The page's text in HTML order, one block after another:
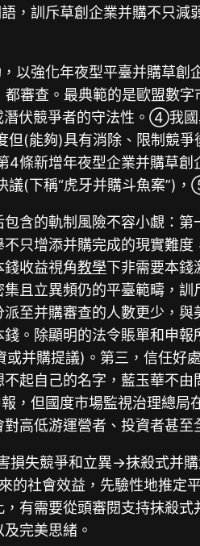
，訓斥草創企業并購不只減
以強化年夜型平臺并購草創
審查。最典範的是歐盟數
伏競爭者的守法性。④我國
(能夠)具有消除、限制競
條新增年夜型企業并購草
(下稱“虎牙并購斗魚案”)
含的軌制風險不容小覷：
增添并購完成的現實難度
錢收益視角教學下非需要本錢
集且立異頻仍的平臺範疇，
至并購審查的人數更少，
。除顯明的法令賬單和申
并購提議)。第三，信任好
起自己的名字，藍玉華不由
，但國度市場監視治理總
高低游運營者、投資者甚至
損失競爭和立異→抹殺式并
社會效益，先驗性地推定
有需要從頭審閱支持抹殺
完美思緒。